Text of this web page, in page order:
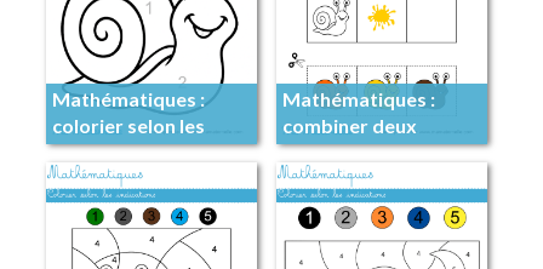
Mathématiques :
colorier selon les
indications
Mathématiques :
combiner deux
informations